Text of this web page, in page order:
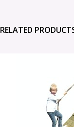
RELATED